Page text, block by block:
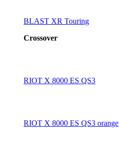
BLAST XR Touring
Crossover
RIOT X 8000 ES QS3
RIOT X 8000 ES QS3 orange